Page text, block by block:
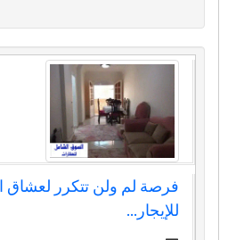
للإيجار...